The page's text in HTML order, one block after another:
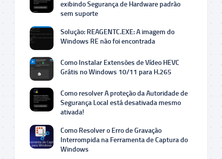
exibindo Segurança de Hardware padrão
sem suporte
Solução: REAGENTC.EXE: A imagem do
Windows RE não foi encontrada
Como Instalar Extensões de Vídeo HEVC
Grátis no Windows 10/11 para H.265
Como resolver A proteção da Autoridade de
Segurança Local está desativada mesmo
ativada!
Como Resolver o Erro de Gravação
Interrompida na Ferramenta de Captura do
Windows